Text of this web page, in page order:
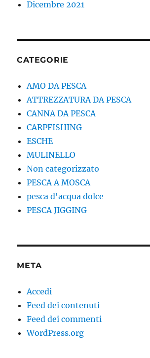
Dicembre 2021
CATEGORIE
AMO DA PESCA
ATTREZZATURA DA PESCA
CANNA DA PESCA
CARPFISHING
ESCHE
MULINELLO
Non categorizzato
PESCA A MOSCA
pesca d'acqua dolce
PESCA JIGGING
META
Accedi
Feed dei contenuti
Feed dei commenti
WordPress.org